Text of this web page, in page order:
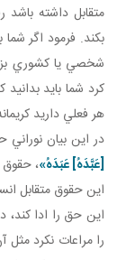
متقابل داشته باشد
بکند. فرمود اگر
شخصي يا کشوري
کرد شما بايد
هر فعلي داريد
در اين بيان
[عَبَّدَهُ‏] عَبَدَهُ‏»، حقوق
اين حقوق متقابل
اين حق را ادا
را مراعات نکرد